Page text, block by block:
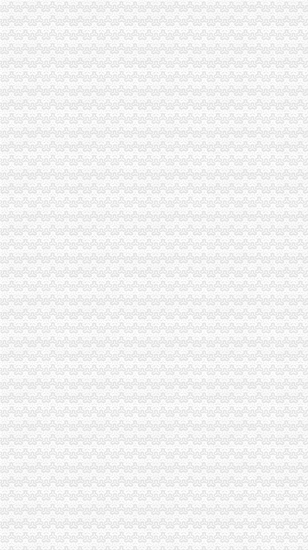
纳税人办理税务登记证后,如发生（）时,应当办理注销税务登记。
钟律师|重庆|重庆市_凤凰资讯
未办理税务登记证判裁案例-110网
新桥办税务登记证
恩平发出张“十五证合一”营业执照-南方都市报·奥一网
安徽省国土资源厅信息公开
2016项目云南电网有限责任公司楚雄供电局牟定供电有限公司办公生产
2015年度日常关联交易预计公告_深康佳A(000016)
往来港澳通行证申办-商务-北京市大兴区人民网站
童家桥办税务登记证
新消息！济南26家企业被取消生猪定点屠宰资格
金融街：公开发行2009年第一期公司券募集说明书摘要_股票频道_
沙坪坝童家桥附近工商代办公司营业执照_重庆工商注册_重庆列表网
荣昌县税务登记证办理_列表网
当月办税务登记证,当月需要报税吗?-竹西财务社的日志-网易博客
双碑办税务登记证
长沙装修火锅店哪家专业？
哪些纳税人可以不办理税务登记证?_好奇_新浪博客
办理税务登记证需带什么资料-厦门地税答疑
宜居畅通卡_百度百科
怎样办理税务登记证_已解决-阿里巴巴生意经
三峡广场办税务登记证
新广场附近兼职会计代理记账报税办税务登记证注册公司-广州58同城
重庆楼中店遍地开花繁荣背后的成长烦恼_国内外新报道_大众网
重庆一般纳税人申请：办工商注册代理记账-重庆爱问分类
三峡新材（）2015年非公开发行A股股票预案（第三次修订版
新文化：发行股份及支付现金购买资产并募集配套资金暨重大资产重组
青木关办税务登记证
个人中心-网贷之家
新闻速递
云南省国家税务局公告2013年第10号云南省国家税务局货物运输
办理营业执照和税务登记证的相关费用在管理费用的那个明细科目-请
个体办理税务登记证去哪办-相关问题-110网法律咨询
井口办税务登记证
家详解自贡50条新政（二）：分类推进去产能（自贡详实的购房补
黑龙江铁矿纠纷象：检察官染指矿山成公开密西本新干线
重庆到吴江物流公司_重庆远东物流有限公司_中科商务网
吉林领先科技发展股份有限公司民生证券股份有限公司关於公司资产置